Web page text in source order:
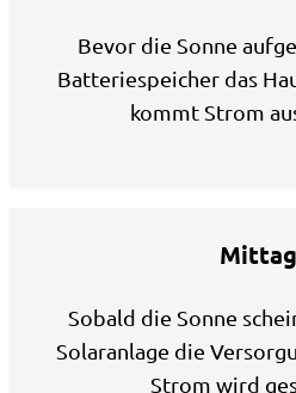
Bevor die Sonne
Batteriespeicher das
kommt Strom
Sobald die Sonne
Solaranlage die
Strom wird